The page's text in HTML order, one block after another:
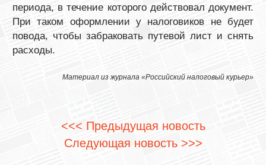
периода, в течение которого действовал документ.
При таком оформлении у налоговиков не будет
повода, чтобы забраковать путевой лист и снять
расходы.
Материал из журнала «Российский налоговый курьер»
<<< Предыдущая новость
Следующая новость >>>